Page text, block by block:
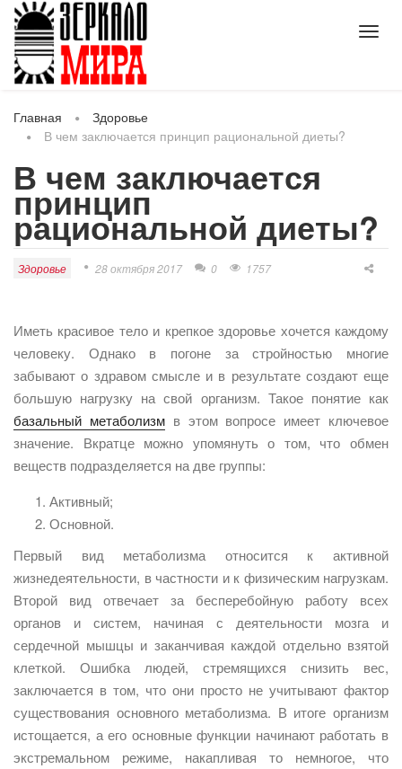
Главная
Здоровье
В чем заключается принцип рациональной диеты?
В чем заключается
принцип
рациональной диеты?
Здоровье 28 октября 2017 0 1757
Иметь красивое тело и крепкое здоровье хочется каждому
человеку. Однако в погоне за стройностью многие
забывают о здравом смысле и в результате создают еще
большую нагрузку на свой организм. Такое понятие как
базальный метаболизмв этом вопросе имеет ключевое
значение. Вкратце можно упомянуть о том, что обмен
веществ подразделяется на две группы:
Активный;
Основной.
Первый вид метаболизма относится к активной
жизнедеятельности, в частности и к физическим нагрузкам.
Второй вид отвечает за бесперебойную работу всех
органов и систем, начиная с деятельности мозга и
сердечной мышцы и заканчивая каждой отдельно взятой
клеткой. Ошибка людей, стремящихся снизить вес,
заключается в том, что они просто не учитывают фактор
существования основного метаболизма. В итоге организм
истощается, а его основные функции начинают работать в
экстремальном режиме, накапливая то немногое, что